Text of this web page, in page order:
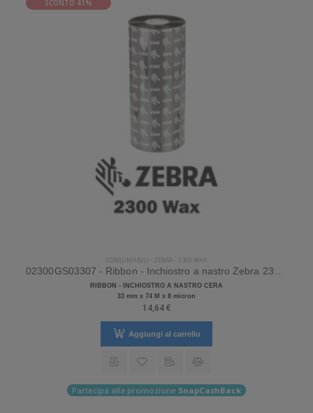
SCONTO 41%
CONSUMABILI - ZEBRA - 2300 WAX
02300GS03307 - Ribbon - Inchiostro a nastro Zebra 2300 Wax Cera
RIBBON - INCHIOSTRO A NASTRO CERA
33 mm x 74 M x 8 micron
14,64 €
Aggiungi al carrello
Partecipa alla promozione SnapCashBack